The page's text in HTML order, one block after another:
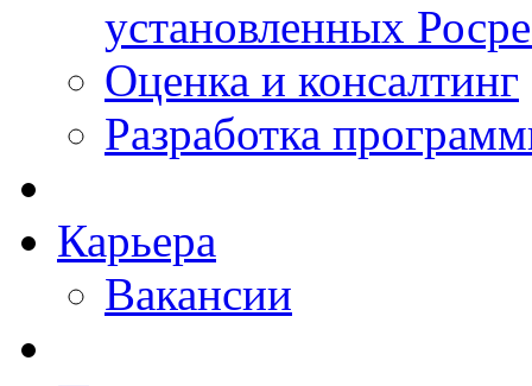
установленных
Оценка и консалтинг
Разработка
Карьера
Вакансии